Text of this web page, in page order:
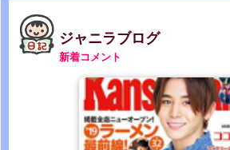
ジャニラブログ
新着コメント